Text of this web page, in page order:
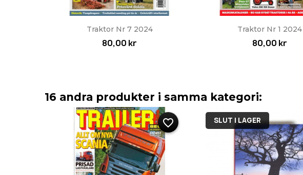
Snabbvy
Traktor Nr 7 2024
80,00 kr
Snabbvy
Traktor Nr 1 2024
80,00 kr
16 andra produkter i samma kategori:
favorite_border SLUT I LAGER